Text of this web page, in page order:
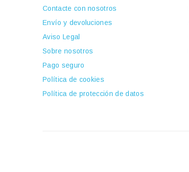
Contacte con nosotros
Envío y devoluciones
Aviso Legal
Sobre nosotros
Pago seguro
Política de cookies
Política de protección de datos